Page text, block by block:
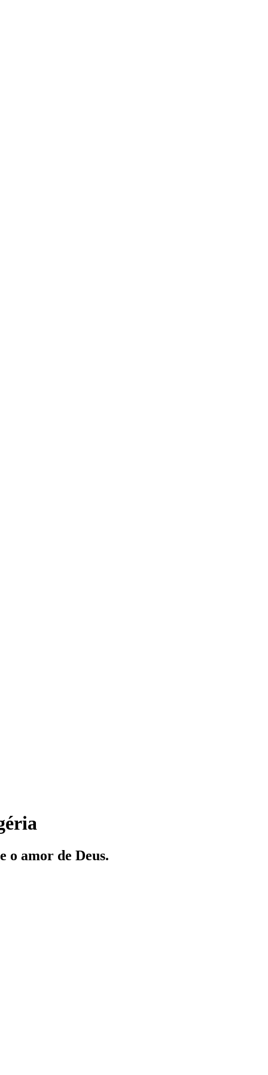
o amor de Deus.